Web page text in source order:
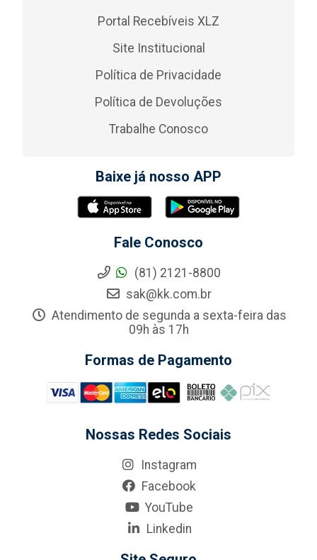
Portal Recebíveis XLZ
Site Institucional
Política de Privacidade
Política de Devoluções
Trabalhe Conosco
Baixe já nosso APP
Fale Conosco
(81) 2121-8800
sak@kk.com.br
Atendimento de segunda a sexta-feira das
09h às 17h
Formas de Pagamento
Nossas Redes Sociais
Instagram
Facebook
YouTube
Linkedin